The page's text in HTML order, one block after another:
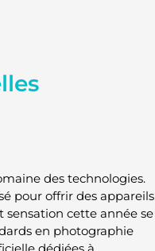
des technologies.
pour offrir des appareils
cette année se
en photographie